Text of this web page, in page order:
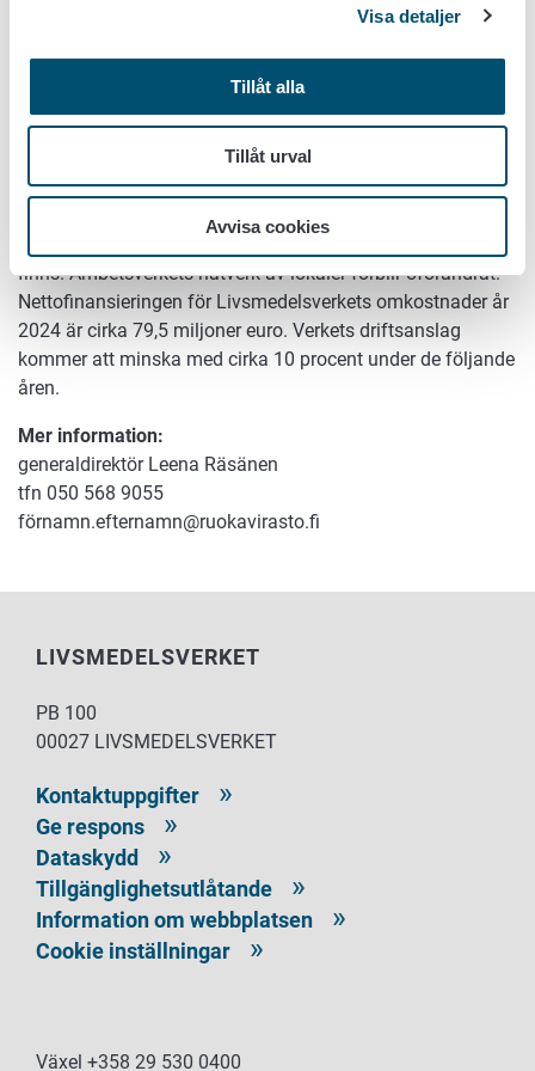
Visa detaljer
Tillåt alla
Tillåt urval
Avvisa cookies
Anpassningsåtgärderna beror på att Livsmedelsverkets
utgifter under åren 2024–2028 är större än de resurser som
tilldelas genom statsbudgeten och den interna
finansieringen. Livsmedelsverket strävar med sina
ekonomi kan sättas på en hållbar grund.
Vid Livsmedelsverket arbetar cirka tusen experter inom
finns. Ämbetsverkets nätverk av lokaler förblir oförändrat.
Nettofinansieringen för Livsmedelsverkets omkostnader år
2024 är cirka 79,5 miljoner euro. Verkets driftsanslag
kommer att minska med cirka 10 procent under de följande
åren.
Mer information:
generaldirektör Leena Räsänen
tfn 050 568 9055
förnamn.efternamn@ruokavirasto.fi
LIVSMEDELSVERKET
PB 100
00027 LIVSMEDELSVERKET
Kontaktuppgifter
Ge respons
Dataskydd
Tillgänglighetsutlåtande
Information om webbplatsen
Cookie inställningar
Växel +358 29 530 0400